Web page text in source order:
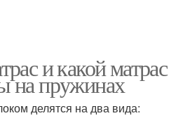
и какой матрас
на пружинах
делятся на два вида: